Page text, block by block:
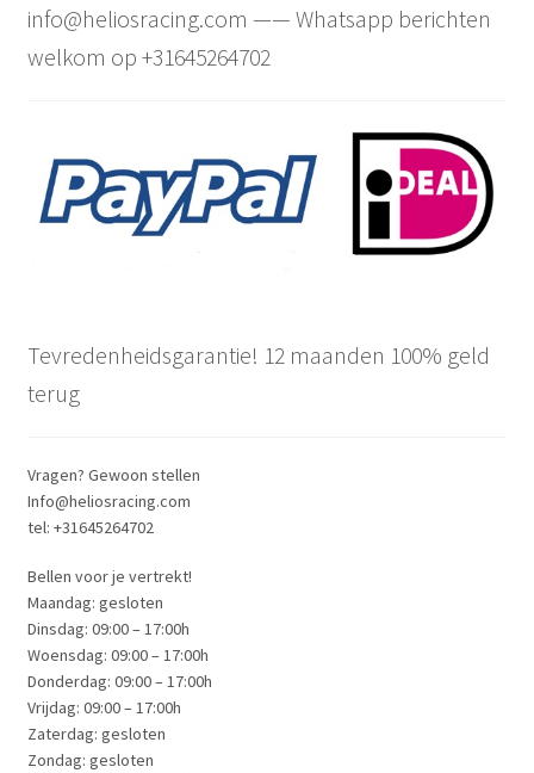
info@heliosracing.com —— Whatsapp berichten
welkom op +31645264702
Tevredenheidsgarantie! 12 maanden 100% geld
terug
Vragen? Gewoon stellen
Info@heliosracing.com
tel: +31645264702
Bellen voor je vertrekt!
Maandag: gesloten
Dinsdag: 09:00 – 17:00h
Woensdag: 09:00 – 17:00h
Donderdag: 09:00 – 17:00h
Vrijdag: 09:00 – 17:00h
Zaterdag: gesloten
Zondag: gesloten